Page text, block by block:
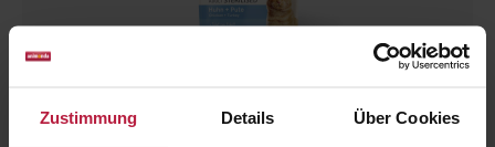
Zustimmung Details Über Cookies